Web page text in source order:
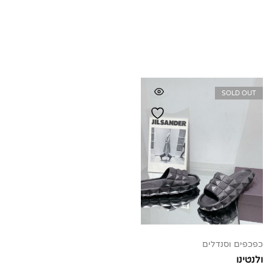
SOLD OUT
כפכפים וסנדלים
ולנטינו